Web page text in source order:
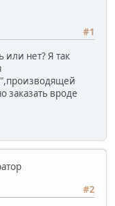
#1
или нет? Я так
заказать вроде
#2